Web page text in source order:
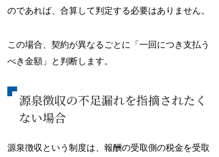
のであれば、合算して判定する必要はありません。
この場合、契約が異なるごとに「一回につき支払う
べき金額」と判断します。
源泉徴収の不足漏れを指摘されたく
ない場合
源泉徴収という制度は、報酬の受取側の税金を受取